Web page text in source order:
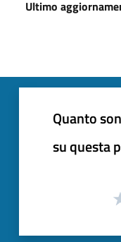
Ultimo
Quanto
su questa